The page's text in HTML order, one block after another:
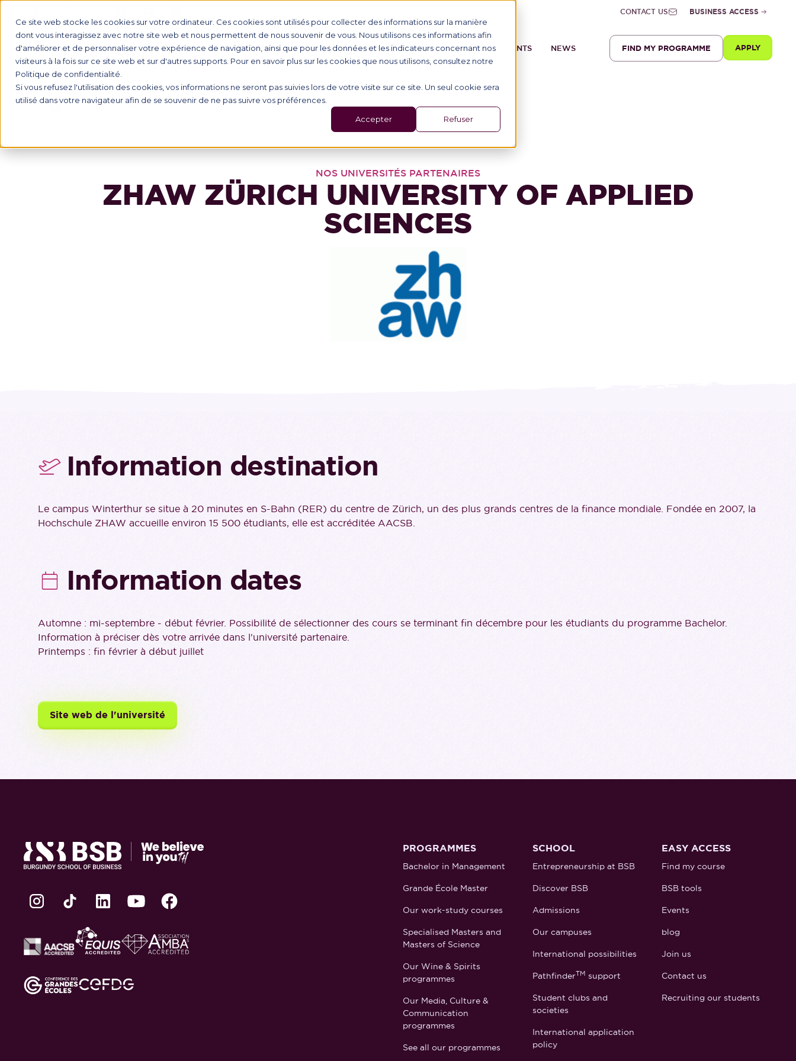
Ce site web stocke les cookies sur votre ordinateur. Ces cookies sont utilisés pour collecter des informations sur la manière
dont vous interagissez avec notre site web et nous permettent de nous souvenir de vous. Nous utilisons ces informations afin
d'améliorer et de personnaliser votre expérience de navigation, ainsi que pour les données et les indicateurs concernant nos
visiteurs à la fois sur ce site web et sur d'autres supports. Pour en savoir plus sur les cookies que nous utilisons, consultez notre
Politique de confidentialité.
Si vous refusez l'utilisation des cookies, vos informations ne seront pas suivies lors de votre visite sur ce site. Un seul cookie sera
utilisé dans votre navigateur afin de se souvenir de ne pas suivre vos préférences.
Accepter Refuser
CONTACT US BUSINESS ACCESS
INTERNATIONAL STUDENTS PROGRAMME SCHOOL EVENTS NEWS FIND MY PROGRAMME APPLY
Tous nos partenaires
NOS UNIVERSITÉS PARTENAIRES
ZHAW ZÜRICH UNIVERSITY OF APPLIED
SCIENCES
Information destination
Le campus Winterthur se situe à 20 minutes en S-Bahn (RER) du centre de Zürich, un des plus grands centres de la finance mondiale. Fondée en 2007, la
Hochschule ZHAW accueille environ 15 500 étudiants, elle est accréditée AACSB.
Information dates
Automne : mi-septembre - début février. Possibilité de sélectionner des cours se terminant fin décembre pour les étudiants du programme Bachelor.
Information à préciser dès votre arrivée dans l'université partenaire.
Printemps : fin février à début juillet
Site web de l'université
PROGRAMMES
Bachelor in Management
Grande École Master
Our work-study courses
Specialised Masters and
Masters of Science
Our Wine & Spirits
programmes
Our Media, Culture &
Communication
programmes
See all our programmes
SCHOOL
Entrepreneurship at BSB
Discover BSB
Admissions
Our campuses
International possibilities
PathfinderTM support
Student clubs and
societies
International application
policy
EASY ACCESS
Find my course
BSB tools
Events
blog
Join us
Contact us
Recruiting our students